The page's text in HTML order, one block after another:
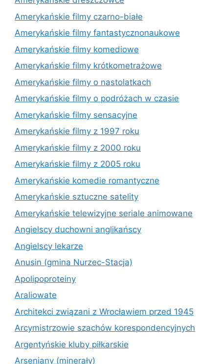
Amerykańskie filmy czarno-białe
Amerykańskie filmy fantastycznonaukowe
Amerykańskie filmy komediowe
Amerykańskie filmy krótkometrażowe
Amerykańskie filmy o nastolatkach
Amerykańskie filmy o podróżach w czasie
Amerykańskie filmy sensacyjne
Amerykańskie filmy z 1997 roku
Amerykańskie filmy z 2000 roku
Amerykańskie filmy z 2005 roku
Amerykańskie komedie romantyczne
Amerykańskie sztuczne satelity
Amerykańskie telewizyjne seriale animowane
Angielscy duchowni anglikańscy
Angielscy lekarze
Anusin (gmina Nurzec-Stacja)
Apolipoproteiny
Araliowate
Architekci związani z Wrocławiem przed 1945
Arcymistrzowie szachów korespondencyjnych
Argentyńskie kluby piłkarskie
Arseniany (minerały)